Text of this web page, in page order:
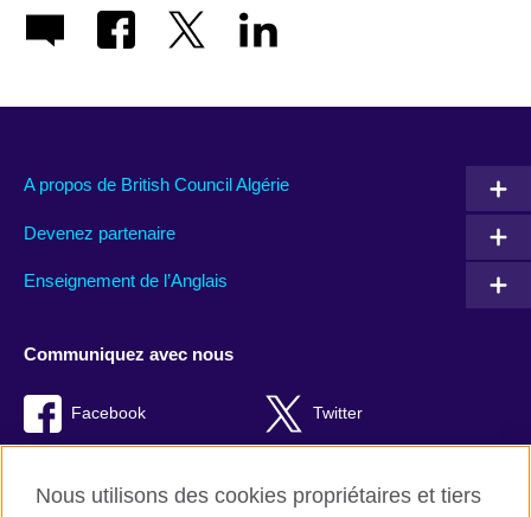
A propos de British Council Algérie
Devenez partenaire
Enseignement de l’Anglais
Communiquez avec nous
Facebook Twitter
Nous utilisons des cookies propriétaires et tiers